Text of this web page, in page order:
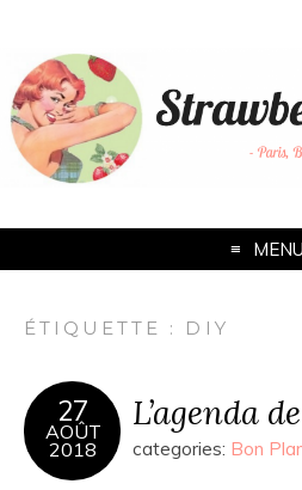
MENU
ÉTIQUETTE : DIY
27
AOÛT
2018
L’agenda
categories: Bon